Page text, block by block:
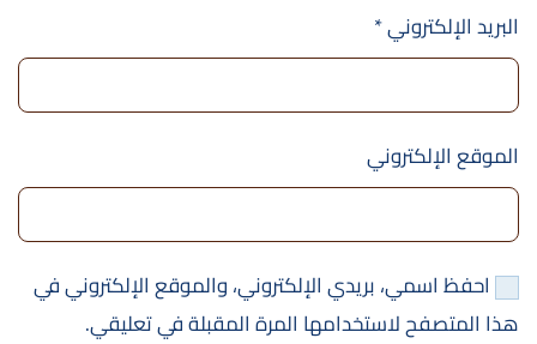
البريد الإلكتروني*
الموقع الإلكتروني
احفظ اسمي، بريدي الإلكتروني، والموقع الإلكتروني في
هذا المتصفح لاستخدامها المرة المقبلة في تعليقي.